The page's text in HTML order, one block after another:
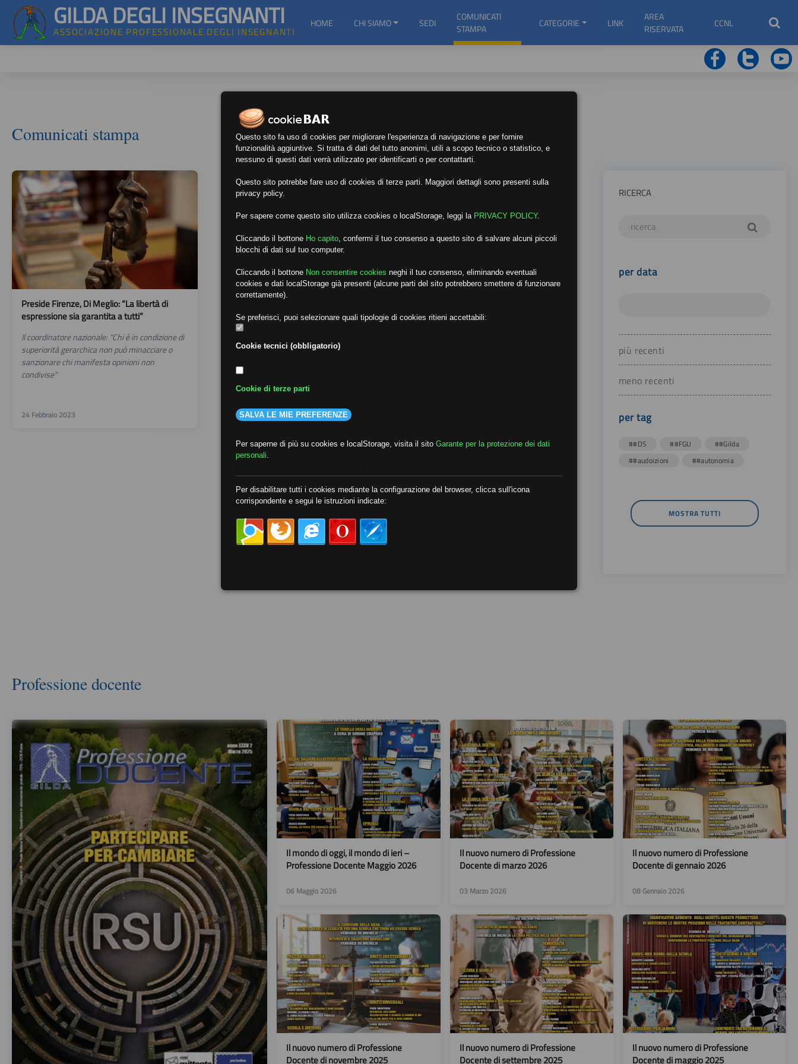
GILDA DEGLI INSEGNANTI
ASSOCIAZIONE PROFESSIONALE DEGLI INSEGNANTI
HOME CHI SIAMO SEDI
COMUNICATI
STAMPA
CATEGORIE LINK
AREA
RISERVATA
CCNL
Comunicati stampa
Preside Firenze, Di Meglio: “La libertà di
espressione sia garantita a tutti”
Il coordinatore nazionale: "Chi è in condizione di
superiorità gerarchica non può minacciare o
sanzionare chi manifesta opinioni non
condivise"
24 Febbraio 2023
RICERCA
per data
più recenti
meno recenti
per tag
##DS ##FGU
##Gilda
##audoizioni
##autonomia
MOSTRA TUTTI
Professione docente
Il mondo di oggi, il mondo di ieri –
Professione Docente Maggio 2026
06 Maggio 2026
Il nuovo numero di Professione
Docente di marzo 2026
03 Marzo 2026
Il nuovo numero di Professione
Docente di gennaio 2026
08 Gennaio 2026
Il nuovo numero di Professione
Docente di novembre 2025
Il nuovo numero di Professione
Docente di settembre 2025
Il nuovo numero di Professione
Docente di maggio 2025
Questo sito fa uso di cookies per migliorare l'esperienza di navigazione e per fornire
funzionalità aggiuntive. Si tratta di dati del tutto anonimi, utili a scopo tecnico o statistico, e
nessuno di questi dati verrà utilizzato per identificarti o per contattarti.
Questo sito potrebbe fare uso di cookies di terze parti. Maggiori dettagli sono presenti sulla
privacy policy.
Per sapere come questo sito utilizza cookies o localStorage, leggi la PRIVACY POLICY.
Cliccando il bottone Ho capito confermi il tuo consenso a questo sito di salvare alcuni piccoli
blocchi di dati sul tuo computer.
Cliccando il bottone Non consentire cookies neghi il tuo consenso, eliminando eventuali
cookies e dati localStorage già presenti (alcune parti del sito potrebbero smettere di funzionare
correttamente).
Se preferisci, puoi selezionare quali tipologie di cookies ritieni accettabili:
Cookie tecnici (obbligatorio)
Cookie di terze parti
SALVA LE MIE PREFERENZE
Per saperne di più su cookies e localStorage, visita il sito Garante per la protezione dei dati
personali
Per disabilitare tutti i cookies mediante la configurazione del browser, clicca sull'icona
corrispondente e segui le istruzioni indicate: